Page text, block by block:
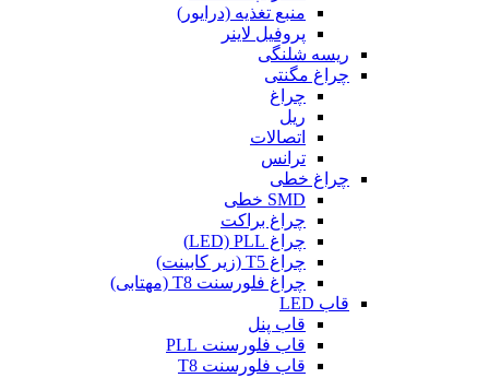
منبع تغذیه (درایور)
پروفیل لاینر
ریسه شلنگی
چراغ مگنتی
چراغ
ریل
اتصالات
ترانس
چراغ خطی
SMD خطی
چراغ براکت
چراغ LED) PLL)
چراغ T5 (زیر کابینت)
چراغ فلورسنت T8 (مهتابی)
قاب LED
قاب پنل
قاب فلورسنت PLL
قاب فلورسنت T8